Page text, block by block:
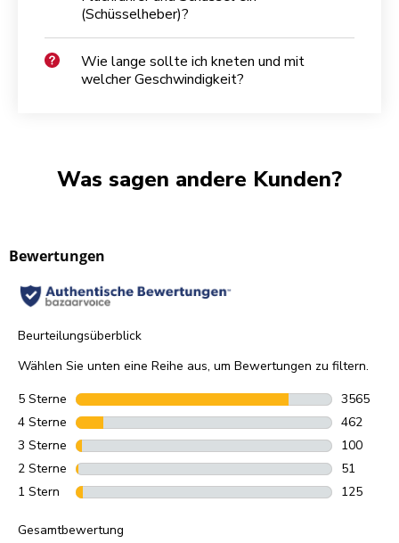
(Schüsselheber)?
Wie lange sollte ich kneten und mit
welcher Geschwindigkeit?
Was sagen andere Kunden?